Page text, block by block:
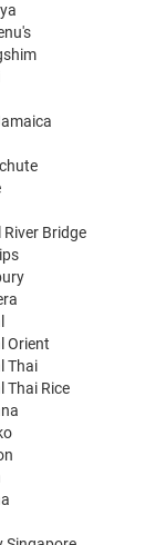
River Bridge
Orient
Thai
Thai Rice